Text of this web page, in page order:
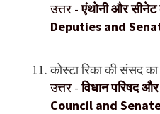
उत्तर -एंथोनी और
Deputies and
कोस्टा रिका की संसद का
उत्तर -विधान परिषद
Council and